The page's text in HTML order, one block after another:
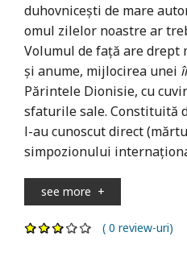
duhovnicești de mare
omul zilelor noastre ar
Volumul de față are drept
și anume, mijlocirea unei
Părintele Dionisie, cu
sfaturile sale. Constituită
l-au cunoscut direct
simpozionului
see more +
( 0 review-uri)